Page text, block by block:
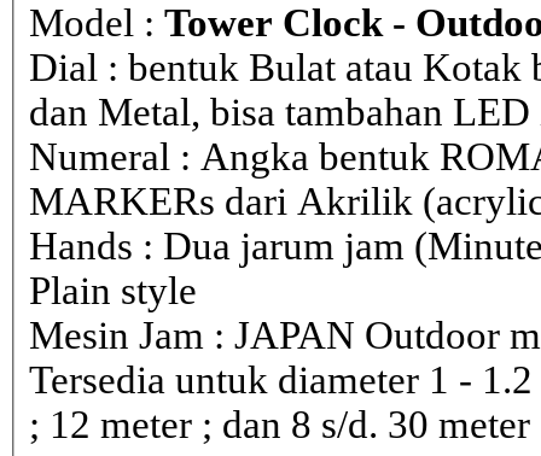
Model : Tower Clock -
Dial : bentuk Bulat atau
dan Metal, bisa tambahan
Numeral : Angka bentuk
MARKERs dari Akrilik
Hands : Dua jarum jam
Plain style
Mesin Jam : JAPAN Outdoor
Tersedia untuk diameter 1 -
; 12 meter ; dan 8 s/d. 30 meter